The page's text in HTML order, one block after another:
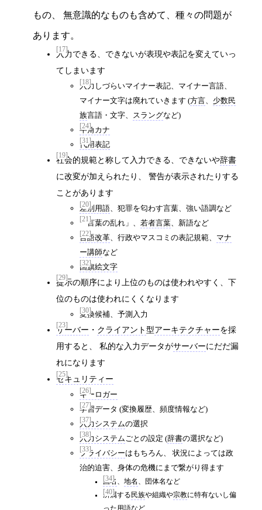
もの、 無意識的なものも含めて、種々の問題が
あります。
[17]
入力できる、できないが表現や表記を変えていっ
てしまいます
[18]
入力しづらいマイナー表記、マイナー言語、
マイナー文字は廃れていきます (方言、 少数民
族言語・文字、 スラングなど)
[24]
半角カナ
[31]
代用表記
[19]
社会的規範と称して入力できる、できないや辞書
に改変が加えられたり、 警告が表示されたりする
ことがあります
[20]
差別用語、犯罪を匂わす言葉、強い語調など
[21]
「言葉の乱れ」、 若者言葉、新語など
[22]
言語改革、行政やマスコミの表記規範、 マナ
ー講師など
[32]
国旗絵文字
[29]
提示の順序により上位のものは使われやすく、下
位のものは使われにくくなります
[30]
変換候補、予測入力
[23]
サーバー ・ クライアント型アーキテクチャーを採
用すると、 私的な入力データがサーバーにだだ漏
れになります
[25]
セキュリティー
[26]
キーロガー
[27]
学習データ (変換履歴、頻度情報など)
[37]
入力システムの選択
[38]
入力システムごとの設定 (辞書の選択など)
[33]
プライバシーはもちろん、 状況によっては政
治的迫害、身体の危機にまで繋がり得ます
[34]
国名 、 地名 、団体名など
[40]
所属する 民族や組織や宗教に特有ないし偏